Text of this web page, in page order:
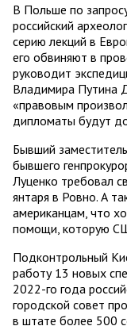
В Польше по
российский
серию лекций в
его обвиняют в
руководит
Владимира Путина
«правовым
дипломаты будут
Бывший
бывшего
Луценко требовал
янтаря в Ровно. А
американцам, что
помощи, которую
Подконтрольный
работу 13 новых
2022-го года
городской совет
в штате более 500